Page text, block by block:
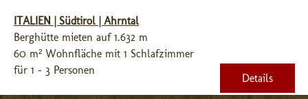
ITALIEN | Südtirol | Ahrntal
Berghütte mieten auf 1.632 m
60 m² Wohnfläche mit 1 Schlafzimmer
für 1 - 3 Personen
Details